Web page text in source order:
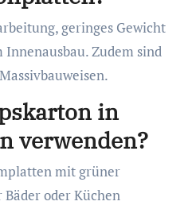
Zudem sind
in
verwenden?
oder Küchen